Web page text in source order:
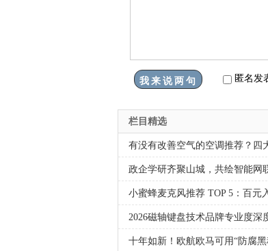
匿名
栏目精选
有没有改善空气的空调推荐？四
政企学研齐聚山城，共绘智能网
小蜜蜂麦克风推荐 TOP 5：百元
2026磁轴键盘技术品牌专业度深
十年如新！欧航欧马可用“防腐